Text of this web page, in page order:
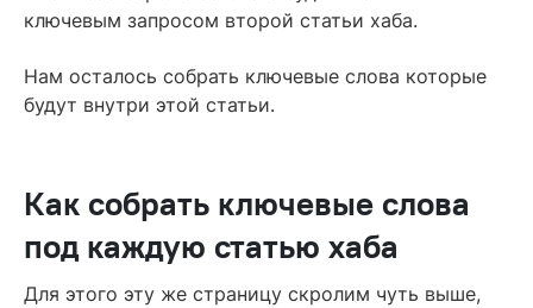
ключевым запросом второй статьи хаба.
Нам осталось собрать ключевые слова которые
будут внутри этой статьи.
Как собрать ключевые слова
под каждую статью хаба
Для этого эту же страницу скролим чуть выше,